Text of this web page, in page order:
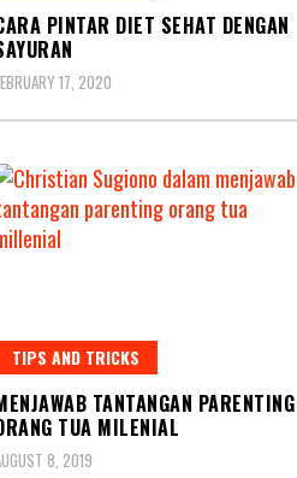
PINTAR DIET SEHAT DENGAN
17, 2020
TIPS AND TRICKS
TANTANGAN PARENTING
TUA MILENIAL
8, 2019